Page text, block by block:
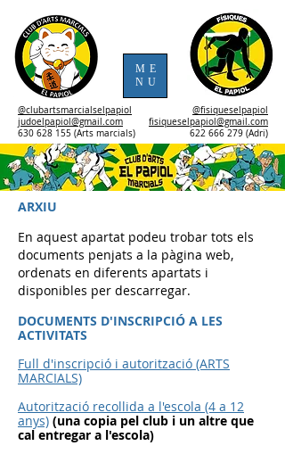
@clubartsmarcialselpapiol
judoelpapiol@gmail.com
630 628 155 (Arts marcials)
@fisiqueselpapiol
fisiqueselpapiol@gmail.com
622 666 279 (Adri)
ME
NU
ARXIU
En aquest apartat podeu trobar tots els
documents penjats a la pàgina web,
ordenats en diferents apartats i
disponibles per descarregar.
DOCUMENTS D'INSCRIPCIÓ A LES
ACTIVITATS
Full d'inscripció i autorització (ARTS
MARCIALS)
Autorització recollida a l'escola (4 a 12
anys) (una copia pel club i un altre que
cal entregar a l'escola)